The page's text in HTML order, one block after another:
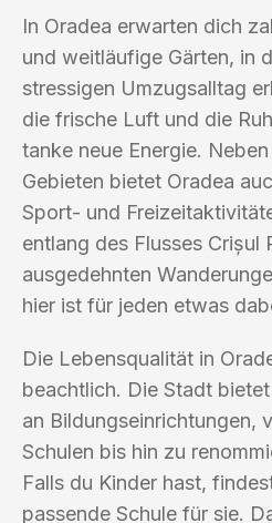
In Oradea erwarten dich
und weitläufige Gärten, in
stressigen Umzugsalltag
die frische Luft und die
tanke neue Energie.
Gebieten bietet Oradea
Sport- und
entlang des Flusses Crișul
ausgedehnten
hier ist für jeden etwas
Die Lebensqualität in
beachtlich. Die Stadt
an Bildungseinrichtungen,
Schulen bis hin zu
Falls du Kinder hast,
passende Schule für sie.